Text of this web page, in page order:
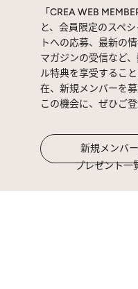
「CREA WEB
と、会員限定のスペ
トへの応募、最新の
マガジンの受信など
ル特典を享受するこ
在、新規メンバーを募
この機会に、ぜひご登
新規メンバ
プレゼント一